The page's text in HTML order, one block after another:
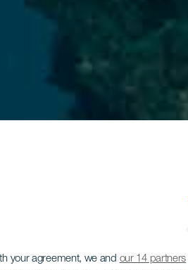
your agreement, we and our 14 partners